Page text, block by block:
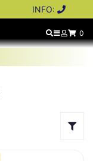
INFO:
0